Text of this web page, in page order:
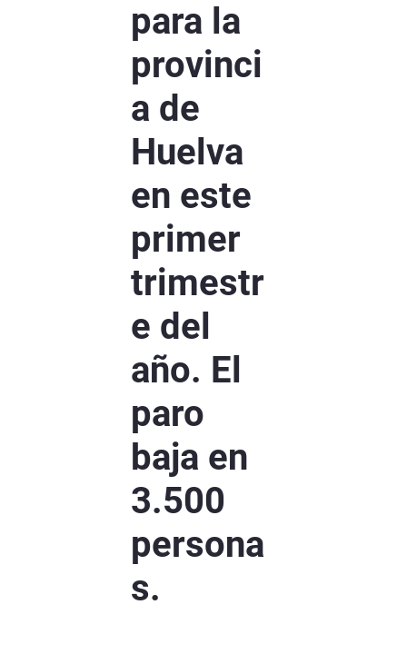
para la
provinci
a de
Huelva
en este
primer
trimestr
e del
año. El
paro
baja en
3.500
persona
s.